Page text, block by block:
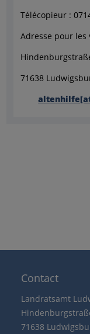
Télécopieur :
Adresse pour les
71638
Contact
Landratsamt
71638